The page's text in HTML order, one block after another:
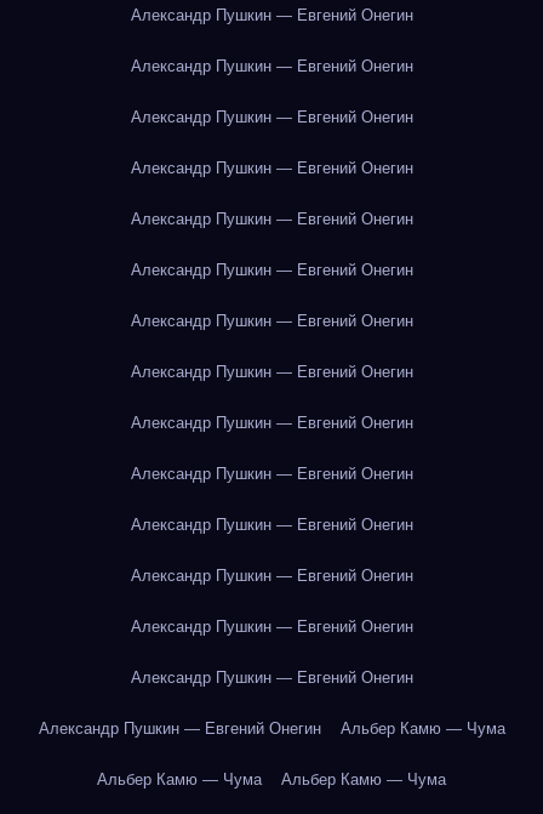
Александр Пушкин — Евгений Онегин
Александр Пушкин — Евгений Онегин
Александр Пушкин — Евгений Онегин
Александр Пушкин — Евгений Онегин
Александр Пушкин — Евгений Онегин
Александр Пушкин — Евгений Онегин
Александр Пушкин — Евгений Онегин
Александр Пушкин — Евгений Онегин
Александр Пушкин — Евгений Онегин
Александр Пушкин — Евгений Онегин
Александр Пушкин — Евгений Онегин
Александр Пушкин — Евгений Онегин
Александр Пушкин — Евгений Онегин
Александр Пушкин — Евгений Онегин
Александр Пушкин — Евгений Онегин Альбер Камю — Чума
Альбер Камю — Чума Альбер Камю — Чума